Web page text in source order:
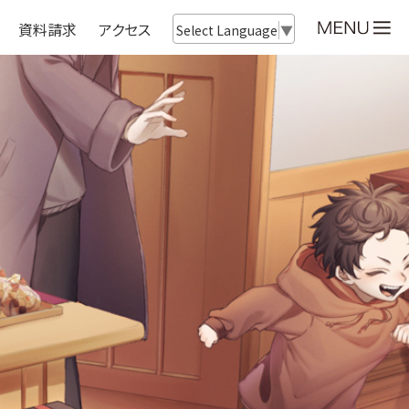
資料請求 アクセス Select Language ▼